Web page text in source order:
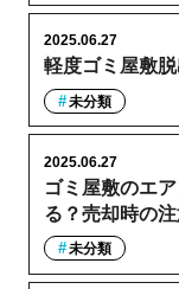
軽度ゴミ屋敷
2025.06.27
未分類
ゴミ屋敷のエ
る？売却時の
2025.06.27
未分類